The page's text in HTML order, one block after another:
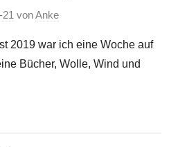
vonAnke
2019 war ich eine Woche auf
Bücher, Wolle, Wind und